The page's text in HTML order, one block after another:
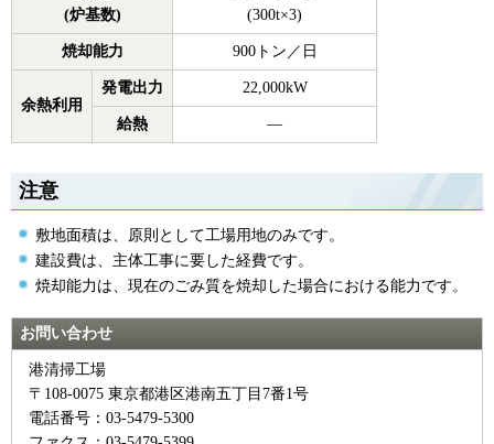
(炉基数)
(300t×3)
焼却能力 900トン／日
余熱利用
発電出力 22,000kW
給熱 ―
注意
敷地面積は、原則として工場用地のみです。
建設費は、主体工事に要した経費です。
焼却能力は、現在のごみ質を焼却した場合における能力です。
お問い合わせ
港清掃工場
〒108-0075 東京都港区港南五丁目7番1号
電話番号：03-5479-5300